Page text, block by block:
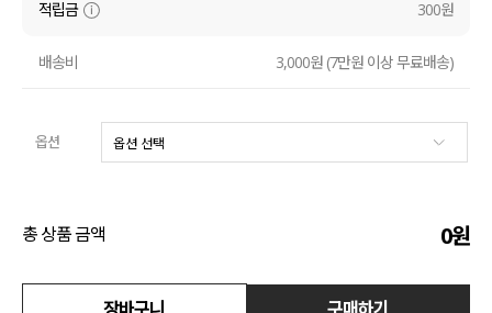
코디템
적립금 300원
배송비 3,000원 (7만원 이상 무료배송)
옵션
총 상품 금액 0원